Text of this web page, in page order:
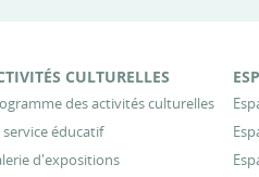
CULTURELLES
des activités culturelles
service éducatif
d'expositions